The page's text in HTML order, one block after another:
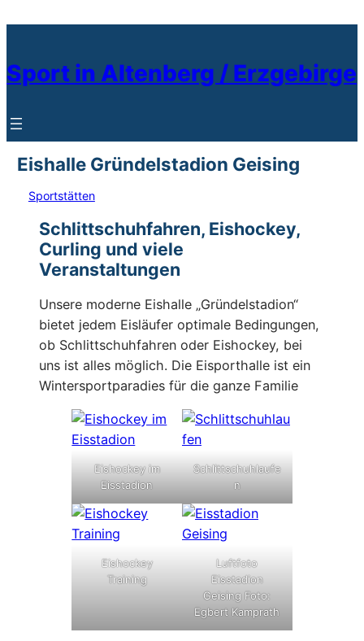
Sport in Altenberg / Erzgebirge
Eishalle Gründelstadion Geising
Sportstätten
Schlittschuhfahren, Eishockey,
Curling und viele
Veranstaltungen
Unsere moderne Eishalle „Gründelstadion“
bietet jedem Eisläufer optimale Bedingungen,
ob Schlittschuhfahren oder Eishockey, bei
uns ist alles möglich. Die Eisporthalle ist ein
Wintersportparadies für die ganze Familie
Eishockey im
Eisstadion
Schlittschuhlaufe
n
Eishockey
Training
Luftfoto
Eisstadion
Geising Foto:
Egbert Kamprath